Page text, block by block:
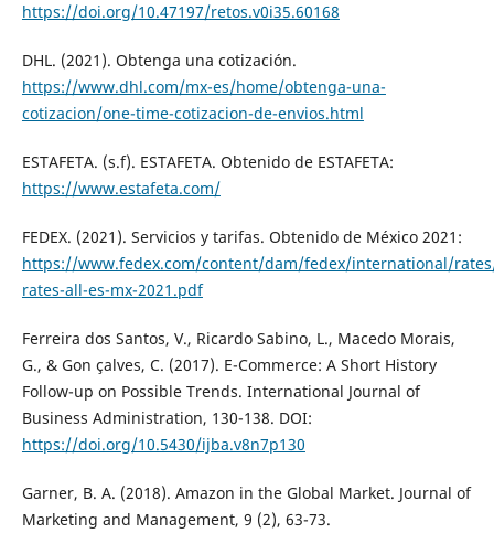
https://doi.org/10.47197/retos.v0i35.60168
DHL. (2021). Obtenga una cotización.
https://www.dhl.com/mx-es/home/obtenga-una-
cotizacion/one-time-cotizacion-de-envios.html
ESTAFETA. (s.f). ESTAFETA. Obtenido de ESTAFETA:
https://www.estafeta.com/
FEDEX. (2021). Servicios y tarifas. Obtenido de México 2021:
https://www.fedex.com/content/dam/fedex/international/
rates-all-es-mx-2021.pdf
Ferreira dos Santos, V., Ricardo Sabino, L., Macedo Morais,
G., & Gon çalves, C. (2017). E-Commerce: A Short History
Follow-up on Possible Trends. International Journal of
Business Administration, 130-138. DOI:
https://doi.org/10.5430/ijba.v8n7p130
Garner, B. A. (2018). Amazon in the Global Market. Journal of
Marketing and Management, 9 (2), 63-73.